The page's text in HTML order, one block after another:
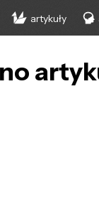
artykuły